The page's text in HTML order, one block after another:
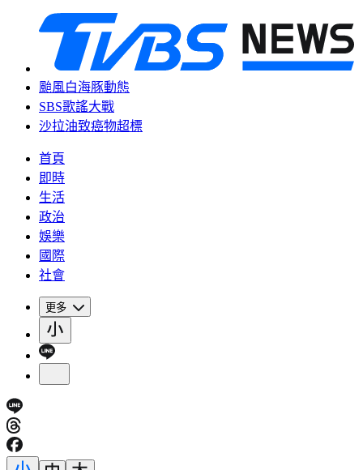
颱風白海豚動態
SBS歌謠大戰
沙拉油致癌物超標
首頁
即時
生活
政治
娛樂
國際
社會
更多